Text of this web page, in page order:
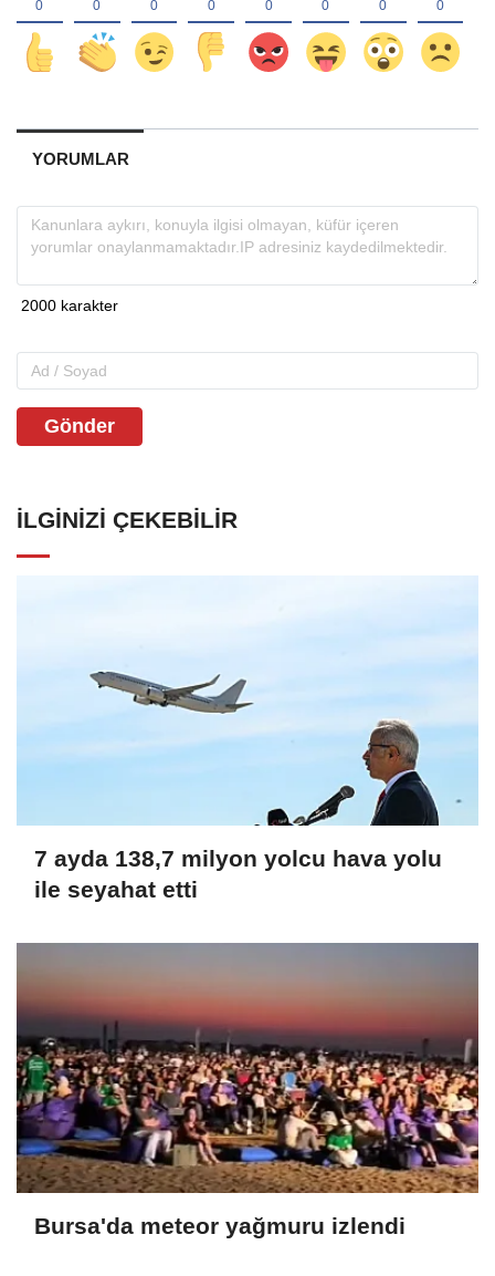
YORUMLAR
Gönder
İLGINIZI ÇEKEBILIR
7 ayda 138,7 milyon yolcu hava yolu
ile seyahat etti
Bursa'da meteor yağmuru izlendi